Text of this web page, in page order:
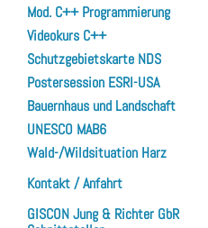
Mod. C++ Programmierung
Videokurs C++
Schutzgebietskarte NDS
Postersession ESRI-USA
Bauernhaus und Landschaft
UNESCO MAB6
Wald-/Wildsituation Harz
Kontakt / Anfahrt
GISCON Jung & Richter GbR